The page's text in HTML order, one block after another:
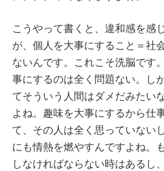
こうやって書くと、違和感を感
が、個人を大事にすること＝社
ないんです。これこそ洗脳です
事にするのは全く問題ない。し
てそういう人間はダメだみたい
よね。趣味を大事にするから仕
て、その人は全く思っていない
にも情熱を燃やすんですよね。
しなければならない時はあるし